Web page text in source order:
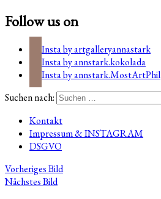
Follow us on
Insta by artgalleryannastark
Insta by annstark.kokolada
Insta by annstark.MostArtPhil
Suchen nach:
Kontakt
Impressum & INSTAGRAM
DSGVO
Vorheriges Bild
Nächstes Bild